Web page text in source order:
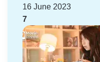
16 June 2023
7